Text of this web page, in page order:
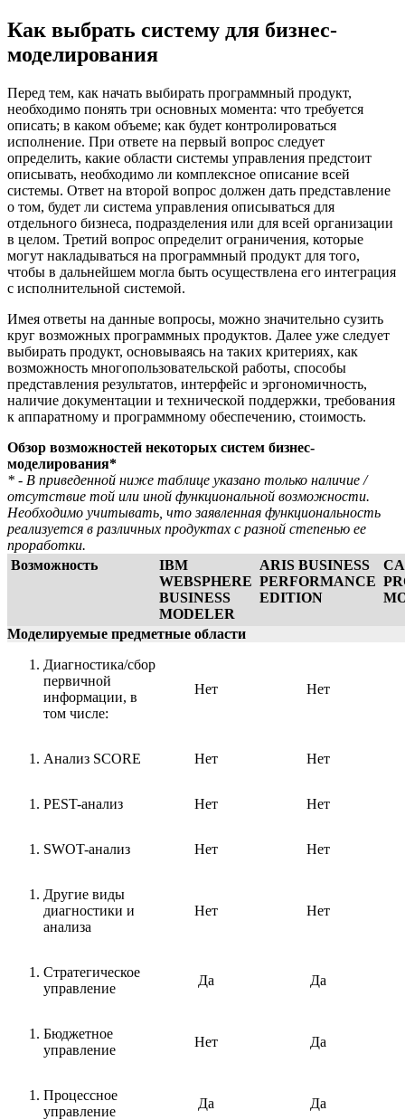
Как выбрать систему для бизнес-
моделирования
Перед тем, как начать выбирать программный продукт,
необходимо понять три основных момента: что требуется
описать; в каком объеме; как будет контролироваться
исполнение. При ответе на первый вопрос следует
определить, какие области системы управления предстоит
описывать, необходимо ли комплексное описание всей
системы. Ответ на второй вопрос должен дать представление
о том, будет ли система управления описываться для
отдельного бизнеса, подразделения или для всей организации
в целом. Третий вопрос определит ограничения, которые
могут накладываться на программный продукт для того,
чтобы в дальнейшем могла быть осуществлена его интеграция
с исполнительной системой.
Имея ответы на данные вопросы, можно значительно сузить
круг возможных программных продуктов. Далее уже следует
выбирать продукт, основываясь на таких критериях, как
возможность многопользовательской работы, способы
представления результатов, интерфейс и эргономичность,
наличие документации и технической поддержки, требования
к аппаратному и программному обеспечению, стоимость.
Обзор возможностей некоторых систем бизнес-
моделирования*
* - В приведенной ниже таблице указано только наличие /
отсутствие той или иной функциональной возможности.
Необходимо учитывать, что заявленная функциональность
реализуется в различных продуктах с разной степенью ее
проработки.
Возможность
IBM
WEBSPHERE
BUSINESS
MODELER
ARIS BUSINESS
PERFORMANCE
EDITION
Моделируемые предметные области
Диагностика/сбор
первичной
информации, в
том числе:
Нет Нет
Анализ SCORE Нет Нет
PEST-анализ Нет Нет
SWOT-анализ Нет Нет
Другие виды
диагностики и
анализа
Нет Нет
Стратегическое
управление
Да Да
Бюджетное
управление
Нет Да
Процессное
управление
Да Да